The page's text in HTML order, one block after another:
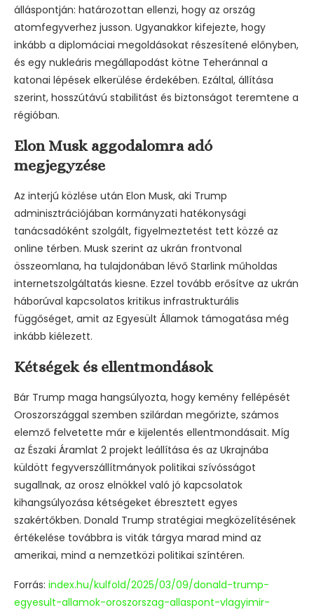
álláspontján: határozottan ellenzi, hogy az ország
atomfegyverhez jusson. Ugyanakkor kifejezte, hogy
inkább a diplomáciai megoldásokat részesítené előnyben,
és egy nukleáris megállapodást kötne Teheránnal a
katonai lépések elkerülése érdekében. Ezáltal, állítása
szerint, hosszútávú stabilitást és biztonságot teremtene a
régióban.
Elon Musk aggodalomra adó
megjegyzése
Az interjú közlése után Elon Musk, aki Trump
adminisztrációjában kormányzati hatékonysági
tanácsadóként szolgált, figyelmeztetést tett közzé az
online térben. Musk szerint az ukrán frontvonal
összeomlana, ha tulajdonában lévő Starlink műholdas
internetszolgáltatás kiesne. Ezzel tovább erősítve az ukrán
háborúval kapcsolatos kritikus infrastrukturális
függőséget, amit az Egyesült Államok támogatása még
inkább kiélezett.
Kétségek és ellentmondások
Bár Trump maga hangsúlyozta, hogy kemény fellépését
Oroszországgal szemben szilárdan megőrizte, számos
elemző felvetette már e kijelentés ellentmondásait. Míg
az Északi Áramlat 2 projekt leállítása és az Ukrajnába
küldött fegyverszállítmányok politikai szívósságot
sugallnak, az orosz elnökkel való jó kapcsolatok
kihangsúlyozása kétségeket ébresztett egyes
szakértőkben. Donald Trump stratégiai megközelítésének
értékelése továbbra is viták tárgya marad mind az
amerikai, mind a nemzetközi politikai színtéren.
Forrás: index.hu/kulfold/2025/03/09/donald-trump-
egyesult-allamok-oroszorszag-allaspont-vlagyimir-